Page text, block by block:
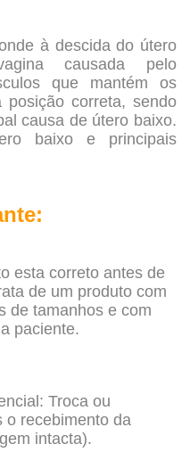
à descida do útero
causada pelo
que mantém os
correta, sendo
causa de útero baixo.
baixo e principais
esta correto antes de
de um produto com
de tamanhos e com
paciente.
Troca ou
o recebimento da
intacta).